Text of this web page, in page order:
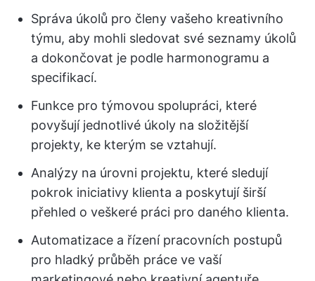
Správa úkolů pro členy vašeho kreativního
týmu, aby mohli sledovat své seznamy úkolů
a dokončovat je podle harmonogramu a
specifikací.
Funkce pro týmovou spolupráci, které
povyšují jednotlivé úkoly na složitější
projekty, ke kterým se vztahují.
Analýzy na úrovni projektu, které sledují
pokrok iniciativy klienta a poskytují širší
přehled o veškeré práci pro daného klienta.
Automatizace a řízení pracovních postupů
pro hladký průběh práce ve vaší